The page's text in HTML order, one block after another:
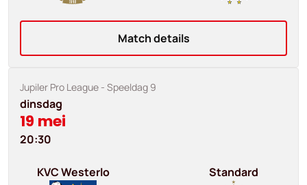
Match details
Jupiler Pro League - Speeldag 9
dinsdag
19 mei
20:30
KVC Westerlo Standard